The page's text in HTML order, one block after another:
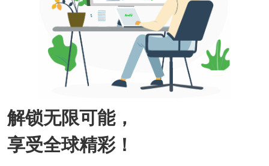
解锁无限可能，
享受全球精彩！